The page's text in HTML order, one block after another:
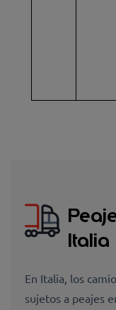
Italia
En Italia, los
sujetos a peajes